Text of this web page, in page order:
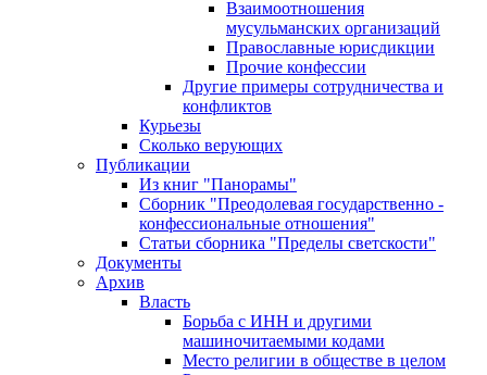
Взаимоотношения
мусульманских организаций
Православные юрисдикции
Прочие конфессии
Другие примеры сотрудничества и
конфликтов
Курьезы
Сколько верующих
Публикации
Из книг "Панорамы"
Сборник "Преодолевая государственно -
конфессиональные отношения"
Статьи сборника "Пределы светскости"
Документы
Архив
Власть
Борьба с ИНН и другими
машиночитаемыми кодами
Место религии в обществе в целом